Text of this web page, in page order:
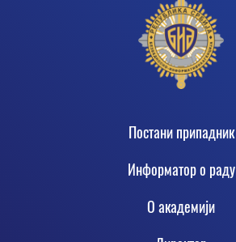
Постани припадник
Информатор о раду
О академији